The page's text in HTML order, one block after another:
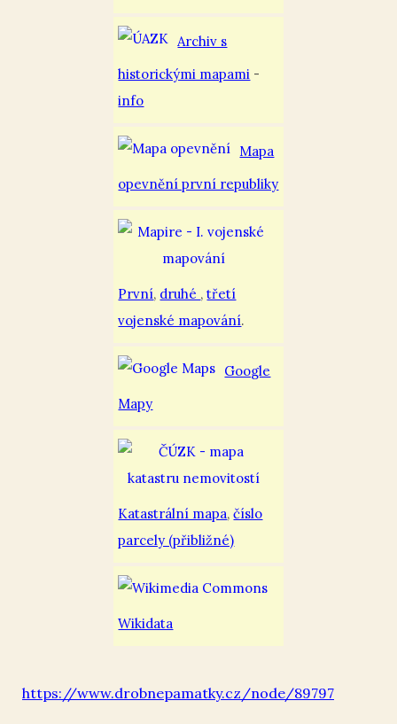
Archiv s
historickými mapami -
info
Mapa
opevnění první republiky
První, druhé ,třetí
vojenské mapování.
Google
Mapy
Katastrální mapa,číslo
parcely (přibližné)
Wikidata
https://www.drobnepamatky.cz/node/89797